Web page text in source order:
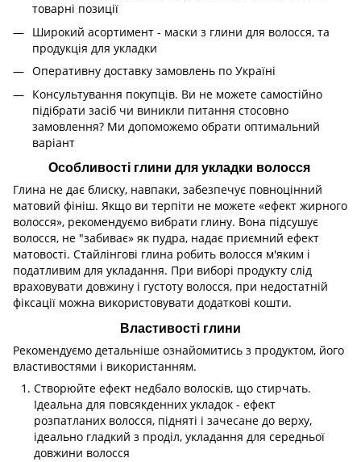
товарні позиції
Широкий асортимент - маски з глини для волосся, та
продукція для укладки
Оперативну доставку замовлень по Україні
Консультування покупців. Ви не можете самостійно
підібрати засіб чи виникли питання стосовно
замовлення? Ми допоможемо обрати оптимальний
варіант
Особливості глини для укладки волосся
Глина не дає блиску, навпаки, забезпечує повноцінний
матовий фініш. Якщо ви терпіти не можете «ефект жирного
волосся», рекомендуємо вибрати глину. Вона підсушує
волосся, не "забиває» як пудра, надає приємний ефект
матовості. Стайлінгові глина робить волосся м'яким і
податливим для укладання. При виборі продукту слід
враховувати довжину і густоту волосся, при недостатній
фіксації можна використовувати додаткові кошти.
Властивості глини
Рекомендуємо детальніше ознайомитись з продуктом, його
властивостями і використанням.
Створюйте ефект недбало волосків, що стирчать.
Ідеальна для повсякденних укладок - ефект
розпатланих волосся, підняті і зачесане до верху,
ідеально гладкий з проділ, укладання для середньої
довжини волосся